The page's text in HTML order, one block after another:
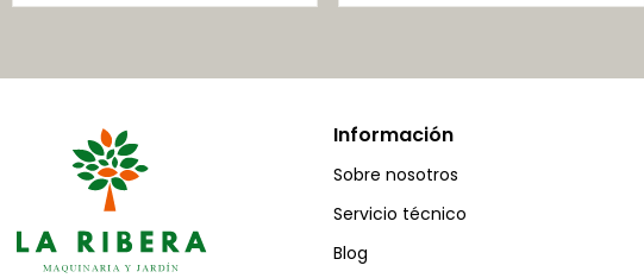
Información
Sobre nosotros
Servicio técnico
Blog